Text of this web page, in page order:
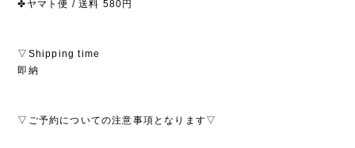
✤ヤマト便 / 送料 580円
▽Shipping time
即納
▽ご予約についての注意事項となります▽